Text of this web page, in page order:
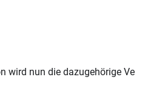
wird nun die dazugehörige Ve